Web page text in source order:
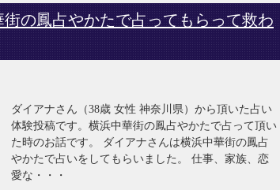
の鳳占やかたで占ってもらって救わ
ダイアナさん（38歳 女性 神奈川県）から頂いた占い
体験投稿です。横浜中華街の鳳占やかたで占って頂い
た時のお話です。 ダイアナさんは横浜中華街の鳳占
やかたで占いをしてもらいました。 仕事、家族、恋
愛な・・・